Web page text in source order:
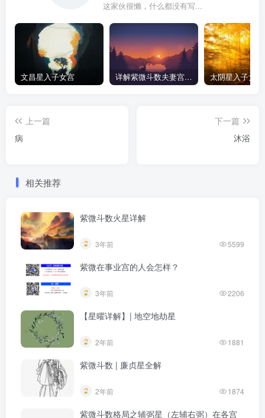
这家伙很懒，什么都没有写...
文昌星入子女宫 详解紫微斗数夫妻宫星曜
上一篇
病
下一篇
沐浴
相关推荐
紫微斗数火星详解
3年前 5599
紫微在事业宫的人会怎样？
3年前 2206
【星曜详解】| 地空地劫星
2年前 1881
紫微斗数 | 廉贞星全解
2年前 1874
紫微斗数格局之辅弼星（左辅右弼）在各宫